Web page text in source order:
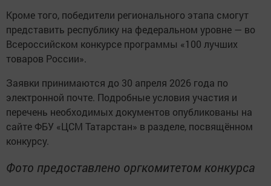
Кроме того, победители регионального этапа смогут
представить республику на федеральном уровне — во
Всероссийском конкурсе программы «100 лучших
товаров России».
Заявки принимаются до 30 апреля 2026 года по
электронной почте. Подробные условия участия и
перечень необходимых документов опубликованы на
сайте ФБУ «ЦСМ Татарстан» в разделе, посвящённом
конкурсу.
Фото предоставлено оргкомитетом конкурса